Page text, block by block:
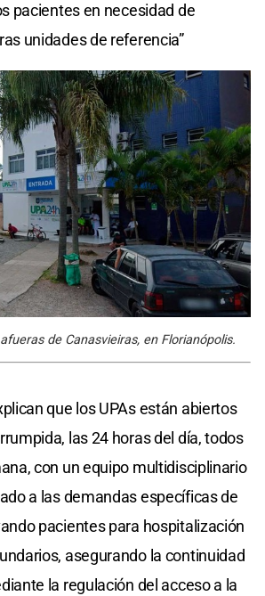
pacientes en necesidad de
unidades de referencia”
de Canasvieiras, en Florianópolis.
que los UPAs están abiertos
las 24 horas del día, todos
con un equipo multidisciplinario
a las demandas específicas de
pacientes para hospitalización
asegurando la continuidad
la regulación del acceso a la